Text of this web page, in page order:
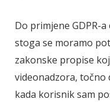
Do primjene GDPR-
stoga se moramo
zakonske propise
videonadzora, točno
kada korisnik sam